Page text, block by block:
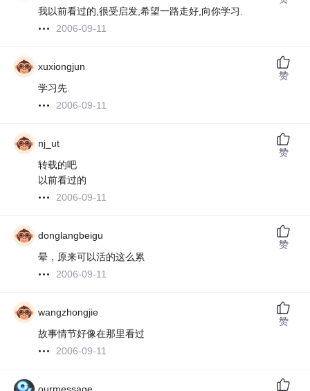
我以前看过的,很受启发,希望一路走好,向你学习.
2006-09-11
xuxiongjun
学习先.
2006-09-11
赞
nj_ut
转载的吧
以前看过的
2006-09-11
赞
donglangbeigu
晕，原来可以活的这么累
2006-09-11
赞
wangzhongjie
故事情节好像在那里看过
2006-09-11
赞